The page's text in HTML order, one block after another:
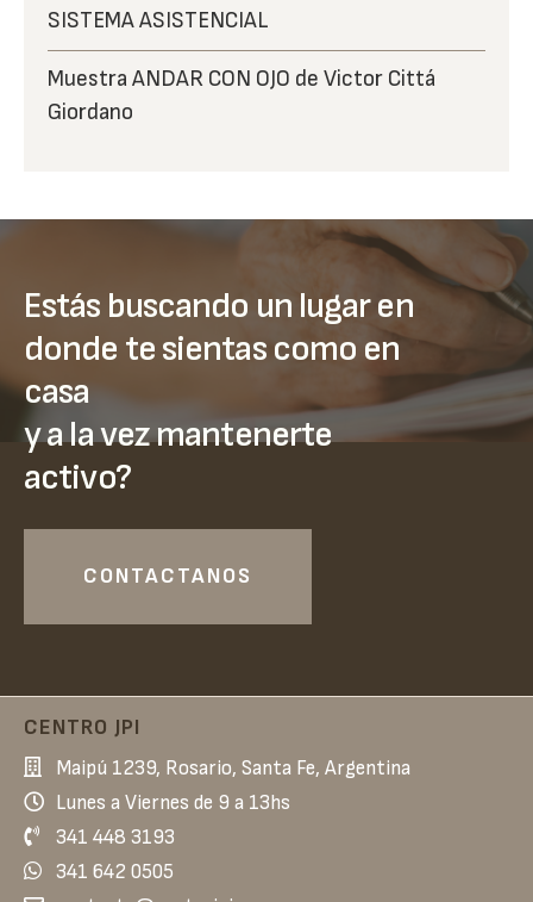
SISTEMA ASISTENCIAL
Muestra ANDAR CON OJO de Victor Cittá
Giordano
Estás buscando un lugar en
donde te sientas como en
casa
y a la vez mantenerte
activo?
CONTACTANOS
CENTRO JPI
Maipú 1239, Rosario, Santa Fe, Argentina
Lunes a Viernes de 9 a 13hs
341 448 3193
341 642 0505